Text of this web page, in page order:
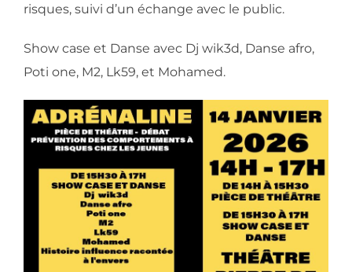
risques, suivi d’un échange avec le public.
Show case et Danse avec Dj wik3d, Danse afro,
Poti one, M2, Lk59, et Mohamed.